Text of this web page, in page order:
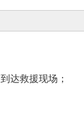
达救援现场；